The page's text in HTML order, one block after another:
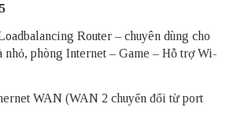
Router – chuyên dùng cho
nhỏ, phòng Internet – Game – Hỗ trợ Wi-
WAN (WAN 2 chuyển đổi từ port